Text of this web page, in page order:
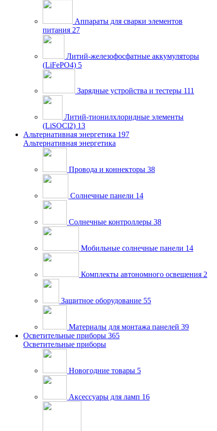
Аппараты для сварки элементов
питания 27
Литий-железофосфатные аккумуляторы
(LiFePO4) 5
Зарядные устройства и тестеры 111
Литий-тионилхлоридные элементы
(LiSOCl2) 13
Альтернативная энергетика 197
Альтернативная энергетика
Провода и коннекторы 38
Солнечные панели 14
Солнечные контроллеры 38
Мобильные солнечные панели 14
Комплекты автономного освещения 2
Защитное оборудование 55
Материалы для монтажа панелей 39
Осветительные приборы 365
Осветительные приборы
Новогодние товары 5
Аксессуары для ламп 16